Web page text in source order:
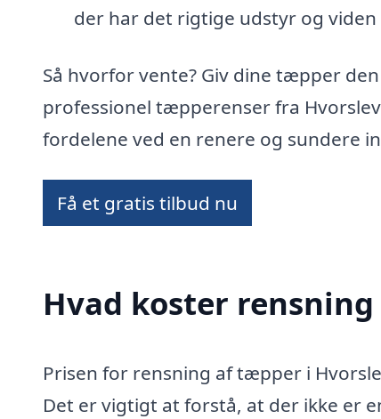
der har det rigtige udstyr og
Så hvorfor vente? Giv dine tæpper
professionel tæpperenser fra
fordelene ved en renere og sundere
Få et gratis tilbud nu
Hvad koster
Prisen for rensning af tæpper i
Det er vigtigt at forstå, at der ikke er